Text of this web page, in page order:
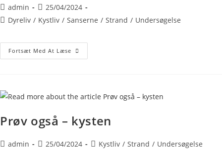
admin
25/04/2024
Dyreliv / Kystliv / Sanserne / Strand / Undersøgelse
Fortsæt Med At Læse
Prøv også – kysten
admin 25/04/2024 Kystliv / Strand / Undersøgelse